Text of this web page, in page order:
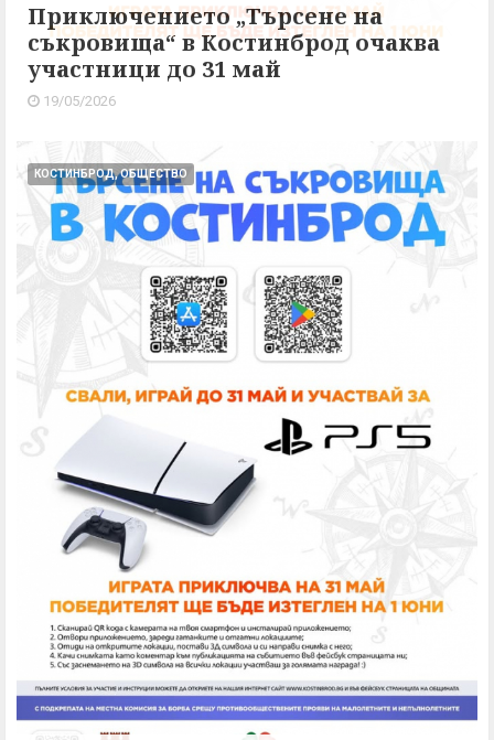
Приключението „Търсене на
съкровища“ в Костинброд очаква
участници до 31 май
19/05/2026
КОСТИНБРОД, ОБЩЕСТВО